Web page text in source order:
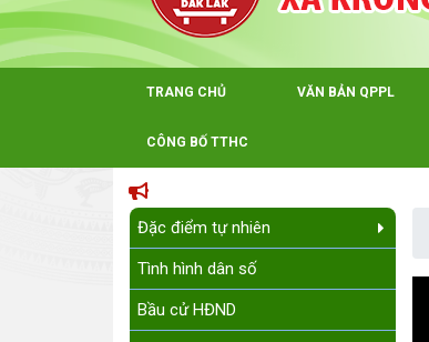
TRANG CHỦ VĂN BẢN QPPL
CÔNG BỐ TTHC
Đặc điểm tự nhiên
Tình hình dân số
Bầu cử HĐND